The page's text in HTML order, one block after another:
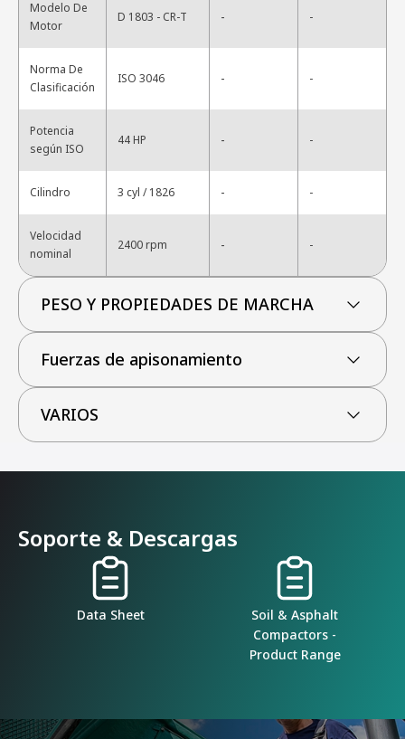
Modelo De
Motor
D 1803 - CR-T - -
Norma De
Clasificación
ISO 3046 - -
Potencia
según ISO
44 HP - -
Cilindro 3 cyl / 1826 - -
Velocidad
nominal
2400 rpm - -
PESO Y PROPIEDADES DE MARCHA
Fuerzas de apisonamiento
VARIOS
Soporte & Descargas
Data Sheet
Soil & Asphalt
Compactors -
Product Range